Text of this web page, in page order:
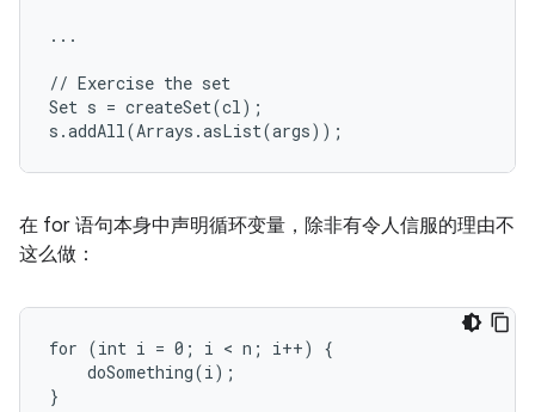
...
// Exercise the set
Set s = createSet(cl);
s.addAll(Arrays.asList(args));
在 for 语句本身中声明循环变量，除非有令人信服的理由不
这么做：
for (int i = 0; i < n; i++) {
    doSomething(i);
}